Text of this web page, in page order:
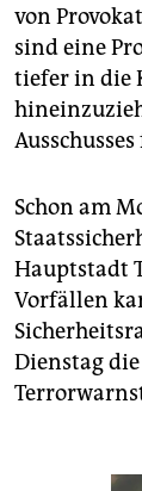
von
sind eine
tiefer in die
Schon am
Hauptstadt
Vorfällen
Dienstag